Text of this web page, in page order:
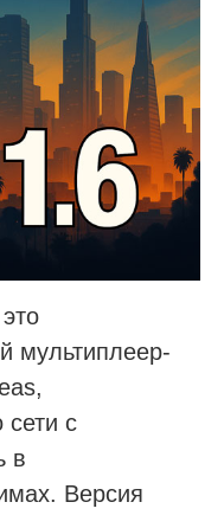
мультиплеер-
сети с
в
Версия